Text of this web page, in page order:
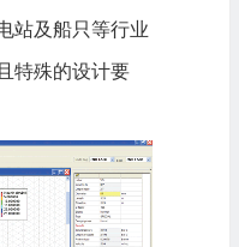
站及船只等行业
特殊的设计要